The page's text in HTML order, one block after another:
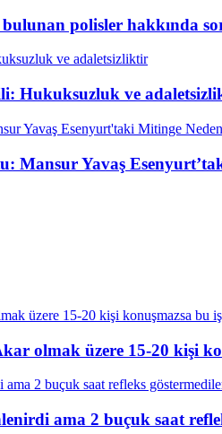
polisler hakkında
Hukuksuzluk ve
Mansur Yavaş
olmak üzere 15-20 kişi
ama 2 buçuk saat